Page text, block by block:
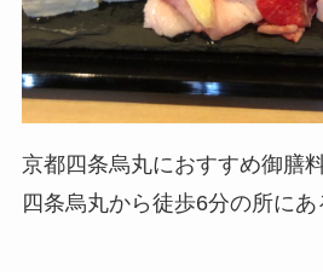
京都四条烏丸におすすめ御膳
四条烏丸から徒歩6分の所にあ